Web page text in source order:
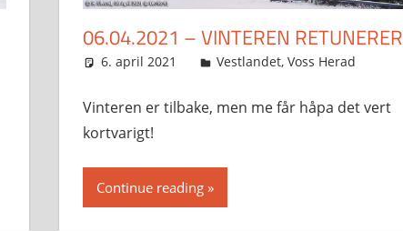
06.04.2021 – VINTEREN RETUNERER
6. april 2021 Svein
Vestlandet,Voss Herad
Vinteren er tilbake, men me får håpa det vert
kortvarigt!
Continue reading